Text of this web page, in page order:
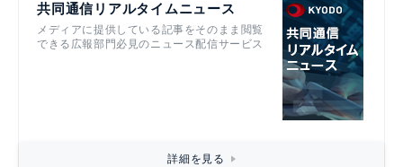
共同通信リアルタイムニュース
メディアに提供している記事をそのまま閲覧
できる広報部門必見のニュース配信サービス
詳細を見る